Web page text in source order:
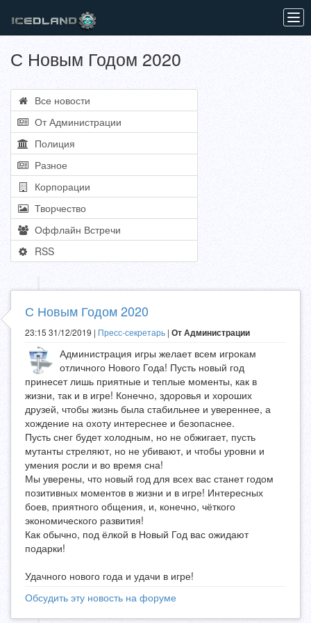
С Новым Годом 2020
Все новости
От Администрации
Полиция
Разное
Корпорации
Творчество
Оффлайн Встречи
RSS
С Новым Годом 2020
23:15 31/12/2019 | Пресс-секретарь | От Администрации
Администрация игры желает всем игрокам
отличного Нового Года! Пусть новый год
принесет лишь приятные и теплые моменты, как в
жизни, так и в игре! Конечно, здоровья и хороших
друзей, чтобы жизнь была стабильнее и увереннее, а
хождение на охоту интереснее и безопаснее.
Пусть снег будет холодным, но не обжигает, пусть
мутанты стреляют, но не убивают, и чтобы уровни и
умения росли и во время сна!
Мы уверены, что новый год для всех вас станет годом
позитивных моментов в жизни и в игре! Интересных
боев, приятного общения, и, конечно, чёткого
экономического развития!
Как обычно, под ёлкой в Новый Год вас ожидают
подарки!
Удачного нового года и удачи в игре!
Обсудить эту новость на форуме